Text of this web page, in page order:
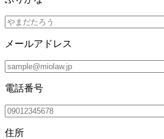
メールアドレス
電話番号
住所